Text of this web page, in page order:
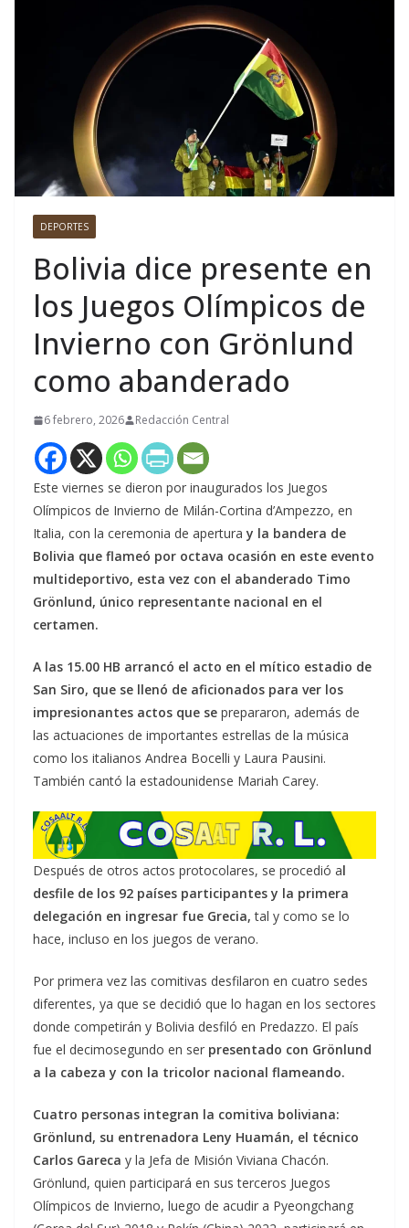
DEPORTES
Bolivia dice presente en
los Juegos Olímpicos de
Invierno con Grönlund
como abanderado
6 febrero, 2026 Redacción Central
Este viernes se dieron por inaugurados los Juegos
Olímpicos de Invierno de Milán-Cortina d’Ampezzo, en
Italia, con la ceremonia de apertura y la bandera de
Bolivia que flameó por octava ocasión en este evento
multideportivo, esta vez con el abanderado Timo
Grönlund, único representante nacional en el
certamen.
A las 15.00 HB arrancó el acto en el mítico estadio de
San Siro, que se llenó de aficionados para ver los
impresionantes actos que se prepararon, además de
las actuaciones de importantes estrellas de la música
como los italianos Andrea Bocelli y Laura Pausini.
También cantó la estadounidense Mariah Carey.
Después de otros actos protocolares, se procedió al
desfile de los 92 países participantes y la primera
delegación en ingresar fue Grecia, tal y como se lo
hace, incluso en los juegos de verano.
Por primera vez las comitivas desfilaron en cuatro sedes
diferentes, ya que se decidió que lo hagan en los sectores
donde competirán y Bolivia desfiló en Predazzo. El país
fue el decimosegundo en ser presentado con Grönlund
a la cabeza y con la tricolor nacional flameando.
Cuatro personas integran la comitiva boliviana:
Grönlund, su entrenadora Leny Huamán, el técnico
Carlos Gareca y la Jefa de Misión Viviana Chacón.
Grönlund, quien participará en sus terceros Juegos
Olímpicos de Invierno, luego de acudir a Pyeongchang